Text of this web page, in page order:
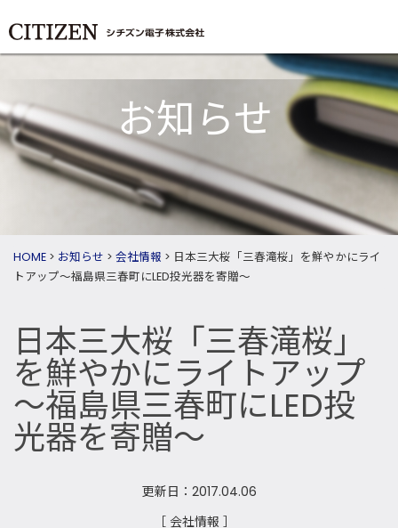
お知らせ
HOME > お知らせ > 会社情報 > 日本三大桜「三春滝桜」を鮮やかにライ
トアップ～福島県三春町にLED投光器を寄贈～
日本三大桜「三春滝桜」
を鮮やかにライトアップ
～福島県三春町にLED投
光器を寄贈～
更新日：2017.04.06
［ 会社情報 ］